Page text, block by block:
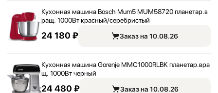
Кухонная машина Bosch Mum5 MUM58720 планетар.в
ращ. 1000Вт красный/серебристый
24 180 ₽ Заказ на 10.08.26
Кухонная машина Gorenje MMC1000RLBK планетар.вра
щ. 1000Вт черный
24 480 ₽ Заказ на 10.08.26